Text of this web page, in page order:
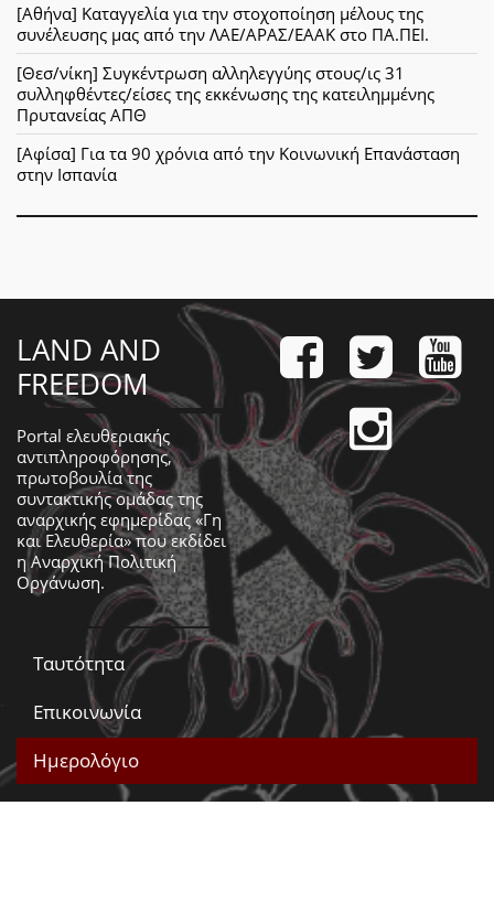
[Αθήνα] Καταγγελία για την στοχοποίηση μέλους της
συνέλευσης μας από την ΛΑΕ/ΑΡΑΣ/ΕΑΑΚ στο ΠΑ.ΠΕΙ.
[Θεσ/νίκη] Συγκέντρωση αλληλεγγύης στους/ις 31
συλληφθέντες/είσες της εκκένωσης της κατειλημμένης
Πρυτανείας ΑΠΘ
[Αφίσα] Για τα 90 χρόνια από την Κοινωνική Επανάσταση
στην Ισπανία
LAND AND
FREEDOM
Portal ελευθεριακής
αντιπληροφόρησης,
πρωτοβουλία της
συντακτικής ομάδας της
αναρχικής εφημερίδας «Γη
και Ελευθερία» που εκδίδει
ηΑναρχική Πολιτική
Οργάνωση.
Ταυτότητα
Επικοινωνία
Ημερολόγιο
Έντυπη έκδοση